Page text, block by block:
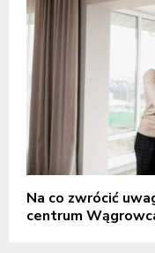
Na co zwrócić
centrum